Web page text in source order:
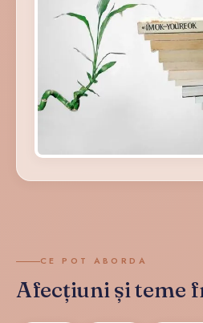
CE POT ABORDA
Afecțiuni și teme